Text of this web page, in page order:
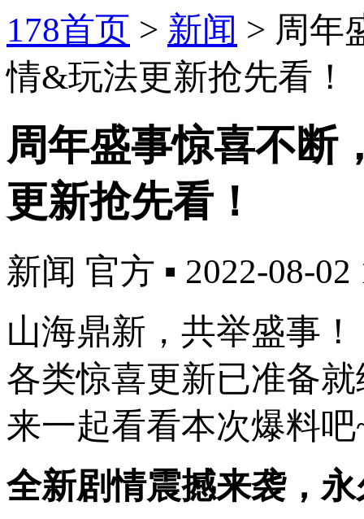
178首页 > 新闻 > 周年
情&玩法更新抢先看！
周年盛事惊喜不断
更新抢先看！
新闻 官方 ▪ 2022-08-02
山海鼎新，共举盛事
各类惊喜更新已准备
来一起看看本次爆
全新剧情震撼来袭，